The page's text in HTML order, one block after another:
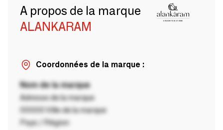
A propos de la marque
ALANKARAM
Coordonnées de la marque :
Nom de la marque
Adresse de la marque
00000 Ville de la marque
Pays / Région